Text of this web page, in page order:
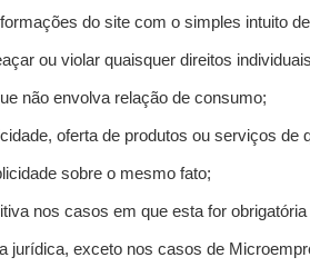
do site com o simples intuito
ou violar quaisquer direitos
não envolva relação de consumo;
oferta de produtos ou serviços de
sobre o mesmo fato;
nos casos em que esta for
jurídica, exceto nos casos de